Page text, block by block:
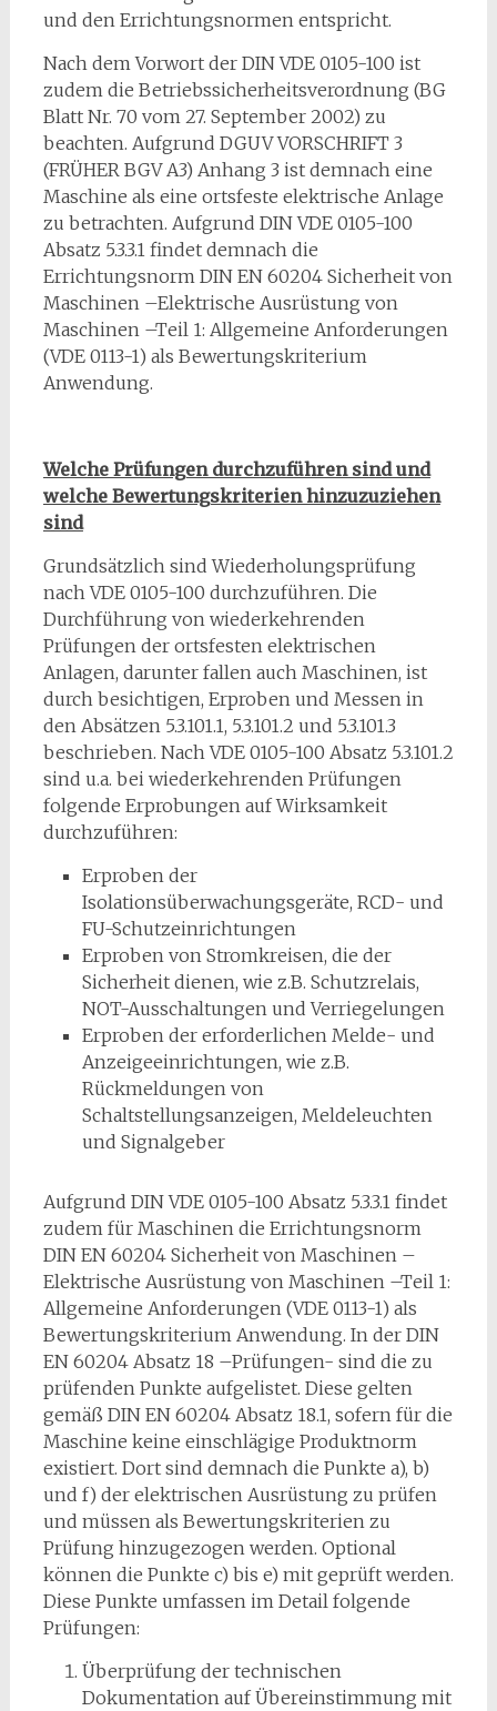
und den Errichtungsnormen entspricht.
Nach dem Vorwort der DIN VDE 0105-100 ist
zudem die Betriebssicherheitsverordnung (BG
Blatt Nr. 70 vom 27. September 2002) zu
beachten. Aufgrund DGUV VORSCHRIFT 3
(FRÜHER BGV A3) Anhang 3 ist demnach eine
Maschine als eine ortsfeste elektrische Anlage
zu betrachten. Aufgrund DIN VDE 0105-100
Absatz 5.3.3.1 findet demnach die
Errichtungsnorm DIN EN 60204 Sicherheit von
Maschinen –Elektrische Ausrüstung von
Maschinen –Teil 1: Allgemeine Anforderungen
(VDE 0113-1) als Bewertungskriterium
Anwendung.
Welche Prüfungen durchzuführen sind und
welche Bewertungskriterien hinzuzuziehen
sind
Grundsätzlich sind Wiederholungsprüfung
nach VDE 0105-100 durchzuführen. Die
Durchführung von wiederkehrenden
Prüfungen der ortsfesten elektrischen
Anlagen, darunter fallen auch Maschinen, ist
durch besichtigen, Erproben und Messen in
den Absätzen 5.3.101.1, 5.3.101.2 und 5.3.101.3
beschrieben. Nach VDE 0105-100 Absatz 5.3.101.2
sind u.a. bei wiederkehrenden Prüfungen
folgende Erprobungen auf Wirksamkeit
durchzuführen:
Erproben der
Isolationsüberwachungsgeräte, RCD- und
FU-Schutzeinrichtungen
Erproben von Stromkreisen, die der
Sicherheit dienen, wie z.B. Schutzrelais,
NOT-Ausschaltungen und Verriegelungen
Erproben der erforderlichen Melde- und
Anzeigeeinrichtungen, wie z.B.
Rückmeldungen von
Schaltstellungsanzeigen, Meldeleuchten
und Signalgeber
Aufgrund DIN VDE 0105-100 Absatz 5.3.3.1 findet
zudem für Maschinen die Errichtungsnorm
DIN EN 60204 Sicherheit von Maschinen –
Elektrische Ausrüstung von Maschinen –Teil 1:
Allgemeine Anforderungen (VDE 0113-1) als
Bewertungskriterium Anwendung. In der DIN
EN 60204 Absatz 18 –Prüfungen- sind die zu
prüfenden Punkte aufgelistet. Diese gelten
gemäß DIN EN 60204 Absatz 18.1, sofern für die
Maschine keine einschlägige Produktnorm
existiert. Dort sind demnach die Punkte a), b)
und f) der elektrischen Ausrüstung zu prüfen
und müssen als Bewertungskriterien zu
Prüfung hinzugezogen werden. Optional
können die Punkte c) bis e) mit geprüft werden.
Diese Punkte umfassen im Detail folgende
Prüfungen:
Überprüfung der technischen
Dokumentation auf Übereinstimmung mit